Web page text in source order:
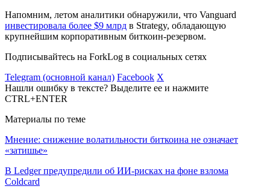
Напомним, летом аналитики обнаружили, что Vanguard
инвестировала более $9 млрд в Strategy, обладающую
крупнейшим корпоративным биткоин-резервом.
Подписывайтесь на ForkLog в социальных сетях
Telegram (основной канал) Facebook X
Нашли ошибку в тексте? Выделите ее и нажмите
CTRL+ENTER
Материалы по теме
Мнение: снижение волатильности биткоина не означает
«затишье»
В Ledger предупредили об ИИ-рисках на фоне взлома
Coldcard